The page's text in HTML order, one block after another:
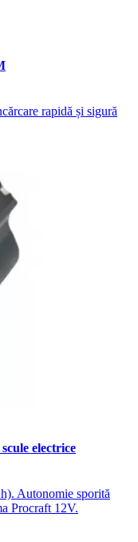
rapidă și sigură
electrice
Autonomie sporită
Procraft 12V.